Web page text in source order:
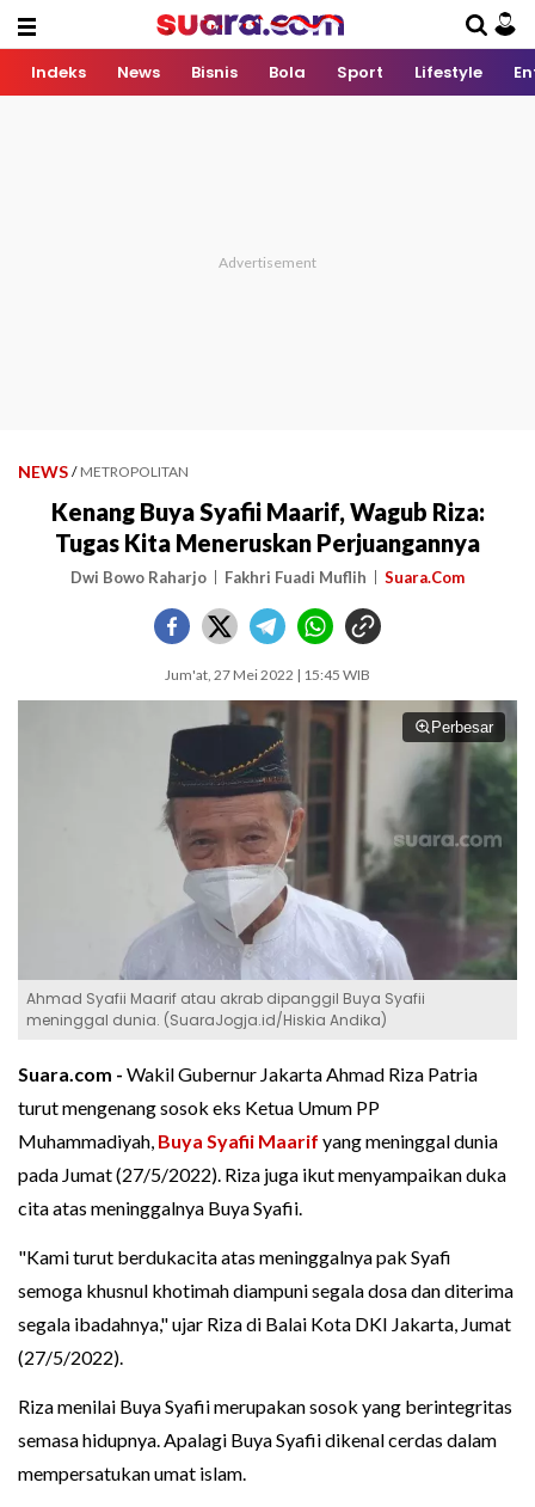
Indeks News Bisnis Bola Sport Lifestyle
NEWS / METROPOLITAN
Kenang Buya Syafii Maarif, Wagub Riza:
Tugas Kita Meneruskan Perjuangannya
Dwi Bowo Raharjo Fakhri Fuadi Muflih Suara.Com
Jum'at, 27 Mei 2022 | 15:45 WIB
Perbesar
Ahmad Syafii Maarif atau akrab dipanggil Buya Syafii
meninggal dunia. (SuaraJogja.id/Hiskia Andika)
Suara.com - Wakil Gubernur Jakarta Ahmad Riza Patria
turut mengenang sosok eks Ketua Umum PP
Muhammadiyah, Buya Syafii Maarif yang meninggal dunia
pada Jumat (27/5/2022). Riza juga ikut menyampaikan duka
cita atas meninggalnya Buya Syafii.
"Kami turut berdukacita atas meninggalnya pak Syafi
semoga khusnul khotimah diampuni segala dosa dan diterima
segala ibadahnya," ujar Riza di Balai Kota DKI Jakarta, Jumat
(27/5/2022).
Riza menilai Buya Syafii merupakan sosok yang berintegritas
semasa hidupnya. Apalagi Buya Syafii dikenal cerdas dalam
mempersatukan umat islam.